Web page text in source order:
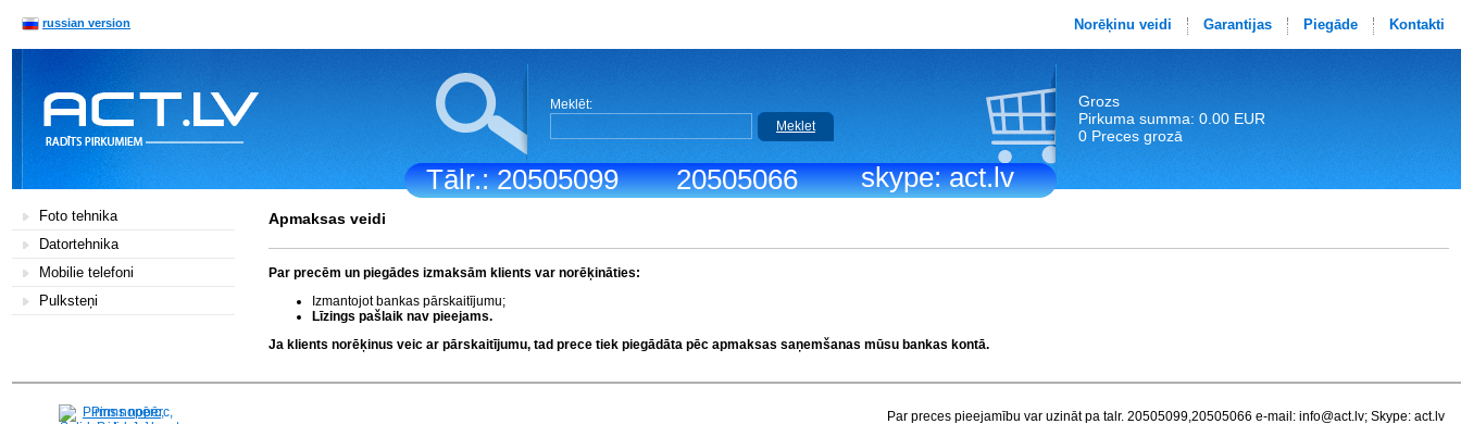
Tālr.: 20505099 20505066 skype: act.lv
russian version Norēķinu veidi Garantijas Piegāde Kontakti
Meklēt:
Meklet
Grozs
Pirkuma summa: 0.00 EUR
0 Preces grozā
Foto tehnika
Datortehnika
Mobilie telefoni
Pulksteņi
Apmaksas veidi
Par precēm un piegādes izmaksām klients var norēķināties:
Izmantojot bankas pārskaitījumu;
Līzings pašlaik nav pieejams.
Ja klients norēķinus veic ar pārskaitījumu, tad prece tiek piegādāta pēc apmaksas saņemšanas mūsu bankas kontā.
Pirms nopērc,
Par preces pieejamību var uzināt pa talr. 20505099,20505066 e-mail: info@act.lv; Skype: act.lv